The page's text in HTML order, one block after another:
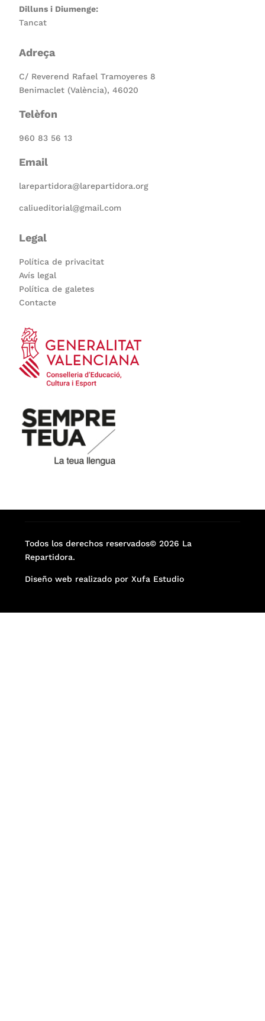
Dilluns i Diumenge:
Tancat
Adreça
C/ Reverend Rafael Tramoyeres 8
Benimaclet (València), 46020
Telèfon
960 83 56 13
Email
larepartidora@larepartidora.org
caliueditorial@gmail.com
Legal
Política de privacitat
Avís legal
Política de galetes
Contacte
Todos los derechos reservados© 2026 La
Repartidora.
Diseño web realizado por Xufa Estudio